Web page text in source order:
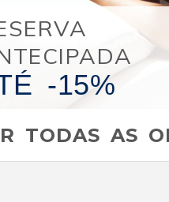
-15%
TODAS AS